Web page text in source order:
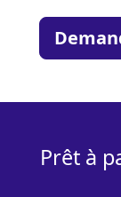
Prêt à